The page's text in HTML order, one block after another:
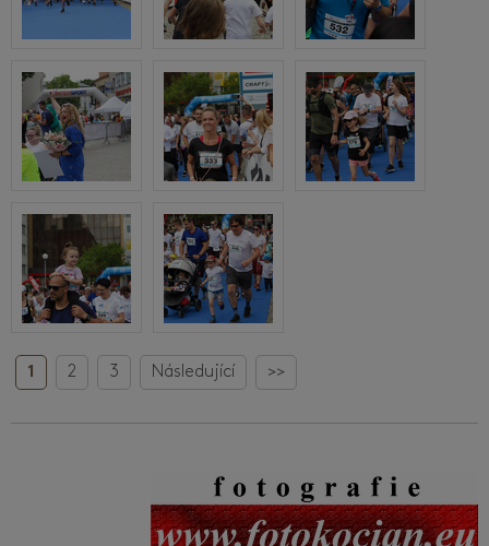
1 2 3 Následující >>